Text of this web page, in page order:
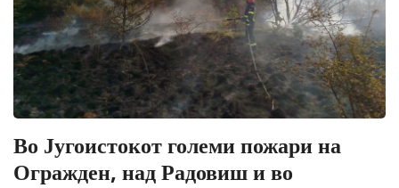
Во Југоистокот големи пожари на
Огражден, над Радовиш и во